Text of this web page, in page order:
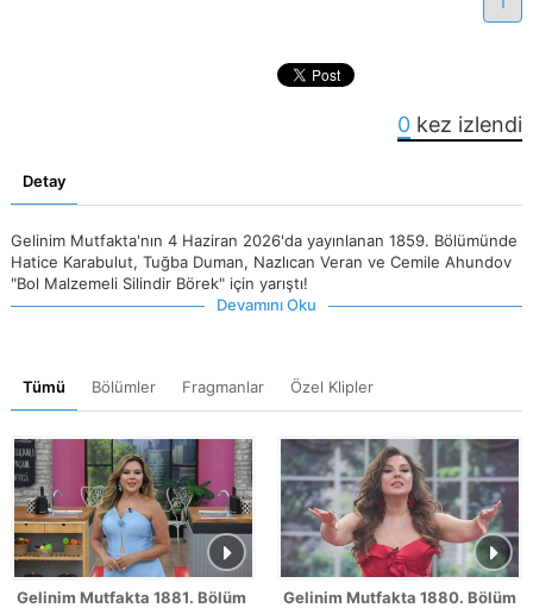
0 kez izlendi
Detay
Gelinim Mutfakta'nın 4 Haziran 2026'da yayınlanan 1859. Bölümünde
Hatice Karabulut, Tuğba Duman, Nazlıcan Veran ve Cemile Ahundov
"Bol Malzemeli Silindir Börek" için yarıştı!
Devamını Oku
Tümü Bölümler Fragmanlar Özel Klipler
Gelinim Mutfakta 1881. Bölüm FragmanıGelinim Mutfakta 1880. Bölüm /